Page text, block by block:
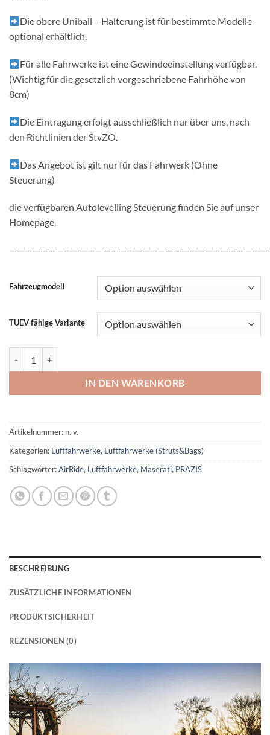
Die obere Uniball – Halterung ist für bestimmte Modelle
optional erhältlich.
Für alle Fahrwerke ist eine Gewindeeinstellung verfügbar.
(Wichtig für die gesetzlich vorgeschriebene Fahrhöhe von
8cm)
Die Eintragung erfolgt ausschließlich nur über uns, nach
den Richtlinien der StvZO.
Das Angebot ist gilt nur für das Fahrwerk (Ohne
Steuerung)
die verfügbaren Autolevelling Steuerung finden Sie auf unser
Homepage.
Fahrzeugmodell
TUEV fähige Variante
IN DEN WARENKORB
Artikelnummer: n. v.
Kategorien: Luftfahrwerke, Luftfahrwerke (Struts&Bags)
Schlagwörter:AirRide, Luftfahrwerke, Maserati, PRAZIS
BESCHREIBUNG
ZUSÄTZLICHE INFORMATIONEN
PRODUKTSICHERHEIT
REZENSIONEN (0)